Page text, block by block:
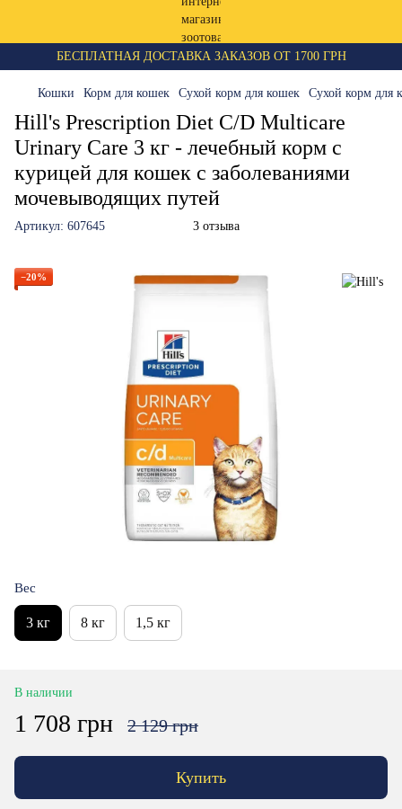
БЕСПЛАТНАЯ ДОСТАВКА ЗАКАЗОВ ОТ 1700 ГРН
Кошки Корм для кошек Сухой корм для кошек Сухой корм для
Hill's Prescription Diet C/D Multicare
Urinary Care 3 кг - лечебный корм с
курицей для кошек с заболеваниями
мочевыводящих путей
Артикул: 607645 3 отзыва
−20%
Вес
3 кг 8 кг 1,5 кг
В наличии
1 708 грн 2 129 грн
Купить